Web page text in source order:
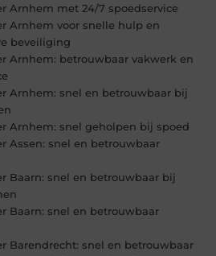
Arnhem met 24/7 spoedservice
Arnhem voor snelle hulp en
beveiliging
Arnhem: betrouwbaar vakwerk en
Arnhem: snel en betrouwbaar bij
Arnhem: snel geholpen bij spoed
Assen: snel en betrouwbaar
Baarn: snel en betrouwbaar bij
Baarn: snel en betrouwbaar
Barendrecht: snel en betrouwbaar